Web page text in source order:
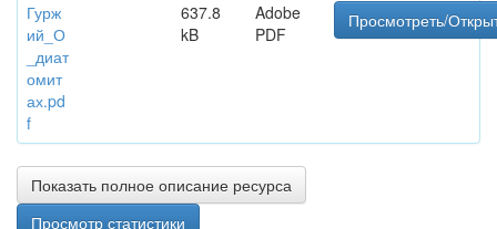
Гурж
ий_О
_диат
омит
ах.pd
f
637.8
kB
Adobe
PDF
Просмотреть/
Показать полное описание ресурса
Просмотр статистики